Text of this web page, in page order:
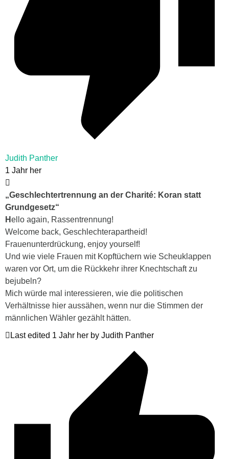
Judith Panther
1 Jahr her
„Geschlechtertrennung an der Charité: Koran statt
Grundgesetz“
Hello again, Rassentrennung!
Welcome back, Geschlechterapartheid!
Frauenunterdrückung, enjoy yourself!
Und wie viele Frauen mit Kopftüchern wie Scheuklappen
waren vor Ort, um die Rückkehr ihrer Knechtschaft zu
bejubeln?
Mich würde mal interessieren, wie die politischen
Verhältnisse hier aussähen, wenn nur die Stimmen der
männlichen Wähler gezählt hätten.
Last edited 1 Jahr her by Judith Panther